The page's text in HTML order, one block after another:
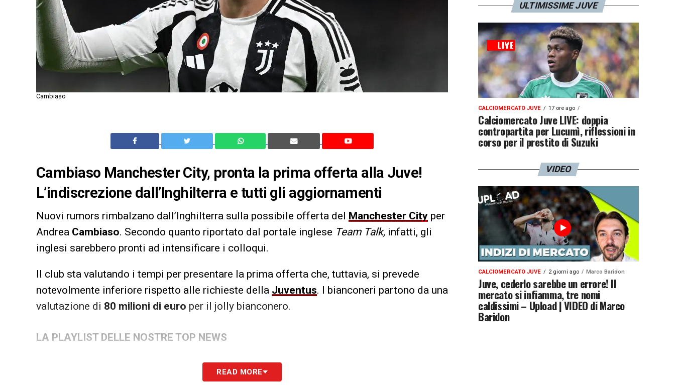
Cambiaso
Cambiaso Manchester City, pronta la prima offerta alla Juve!
L’indiscrezione dall’Inghilterra e tutti gli aggiornamenti
Nuovi rumors rimbalzano dall’Inghilterra sulla possibile offerta del Manchester City per
Andrea Cambiaso. Secondo quanto riportato dal portale inglese Team Talk, infatti, gli
inglesi sarebbero pronti ad intensificare i colloqui.
Il club sta valutando i tempi per presentare la prima offerta che, tuttavia, si prevede
notevolmente inferiore rispetto alle richieste della Juventus. I bianconeri partono da una
valutazione di 80 milioni di euro per il jolly bianconero.
LA PLAYLIST DELLE NOSTRE TOP NEWS
READ MORE
ULTIMISSIME JUVE
CALCIOMERCATO JUVE 17 ore ago
Calciomercato Juve LIVE: doppia
contropartita per Lucumì, riflessioni in
corso per il prestito di Suzuki
VIDEO
CALCIOMERCATO JUVE 2 giorni ago Marco Baridon
Juve, cederlo sarebbe un errore! Il
mercato si infiamma, tre nomi
caldissimi – Upload | VIDEO di Marco
Baridon